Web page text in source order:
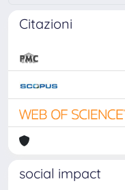
Citazioni
social impact